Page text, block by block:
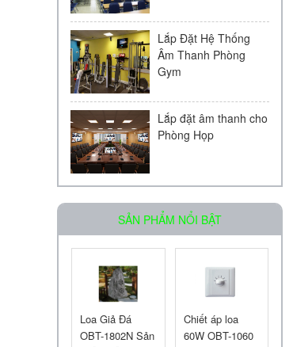
Lắp Đặt Hệ Thống
Âm Thanh Phòng
Gym
Lắp đặt âm thanh cho
Phòng Họp
SẢN PHẨM NỔI BẬT
Loa Giả Đá
OBT-1802N Sản
Chiết áp loa
60W OBT-1060
Loa âm trần OBT-511
Liên hệ